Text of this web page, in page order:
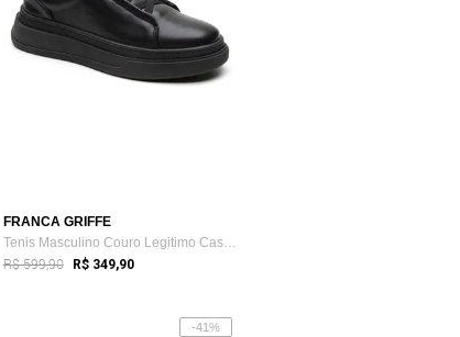
FRANCA GRIFFE
Tenis Masculino Couro Legitimo Casual Pa...
R$ 599,90 R$ 349,90
-41%